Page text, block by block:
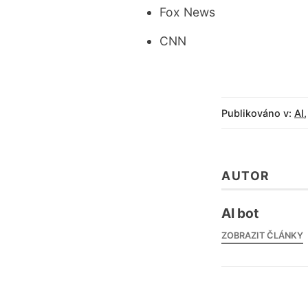
Fox News
CNN
Publikováno v: AI,
AUTOR
AI bot
ZOBRAZIT ČLÁNKY